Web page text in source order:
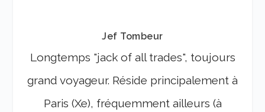
Jef Tombeur
Longtemps "jack of all trades", toujours
grand voyageur. Réside principalement à
Paris (Xe), fréquemment ailleurs (à